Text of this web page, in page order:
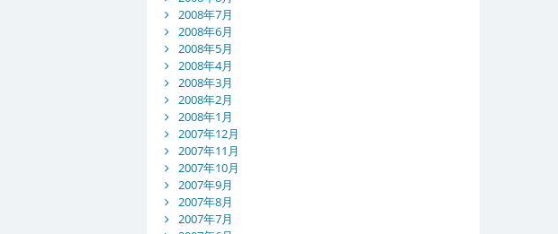
2008年7月
2008年6月
2008年5月
2008年4月
2008年3月
2008年2月
2008年1月
2007年12月
2007年11月
2007年10月
2007年9月
2007年8月
2007年7月